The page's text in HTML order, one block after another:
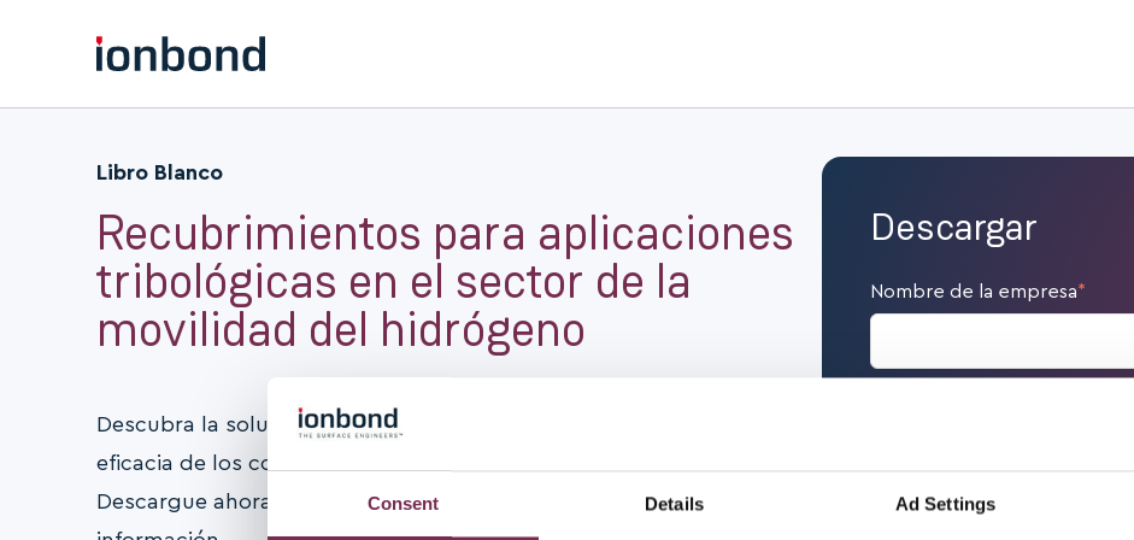
Consent Details Ad Settings
Libro Blanco
Recubrimientos para aplicaciones
tribológicas en el sector de la
movilidad del hidrógeno
Descubra la solución perfecta para aumentar la longevidad y
eficacia de los componentes de inyección, válvulas y compresores.
Descargue ahora nuestro libro blanco para obtener más
Descargar
Nombre de la empresa*